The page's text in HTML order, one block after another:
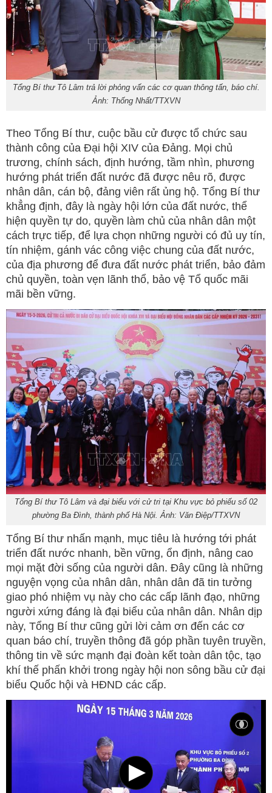
Tổng Bí thư Tô Lâm trả lời phỏng vấn các cơ quan thông tấn, báo chí.
Ảnh: Thống Nhất/TTXVN
Theo Tổng Bí thư, cuộc bầu cử được tổ chức sau
thành công của Đại hội XIV của Đảng. Mọi chủ
trương, chính sách, định hướng, tầm nhìn, phương
hướng phát triển đất nước đã được nêu rõ, được
nhân dân, cán bộ, đảng viên rất ủng hộ. Tổng Bí thư
khẳng định, đây là ngày hội lớn của đất nước, thể
hiện quyền tự do, quyền làm chủ của nhân dân một
cách trực tiếp, để lựa chọn những người có đủ uy tín,
tín nhiệm, gánh vác công việc chung của đất nước,
của địa phương để đưa đất nước phát triển, bảo đảm
chủ quyền, toàn vẹn lãnh thổ, bảo vệ Tổ quốc mãi
mãi bền vững.
Tổng Bí thư Tô Lâm và đại biểu với cử tri tại Khu vực bỏ phiếu số 02
phường Ba Đình, thành phố Hà Nội. Ảnh: Văn Điệp/TTXVN
Tổng Bí thư nhấn mạnh, mục tiêu là hướng tới phát
triển đất nước nhanh, bền vững, ổn định, nâng cao
mọi mặt đời sống của người dân. Đây cũng là những
nguyện vọng của nhân dân, nhân dân đã tin tưởng
giao phó nhiệm vụ này cho các cấp lãnh đạo, những
người xứng đáng là đại biểu của nhân dân. Nhân dịp
này, Tổng Bí thư cũng gửi lời cảm ơn đến các cơ
quan báo chí, truyền thông đã góp phần tuyên truyền,
thông tin về sức mạnh đại đoàn kết toàn dân tộc, tạo
khí thế phấn khởi trong ngày hội non sông bầu cử đại
biểu Quốc hội và HĐND các cấp.